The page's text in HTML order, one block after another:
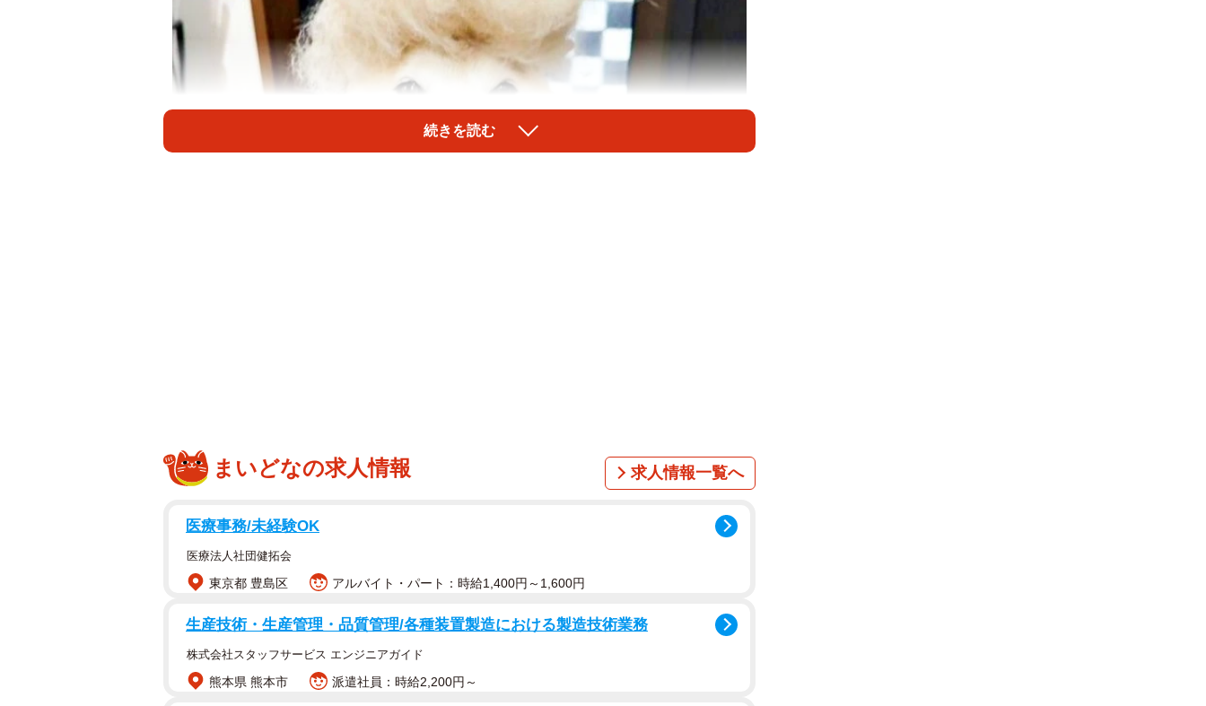
1/7
もう1匹、柴犬が生まれそう！？ 抜け毛を頭に乗せた福丸くん（画像提供：福丸さん）
柴犬の換毛期は、もはや季節の風物詩です。ブラッシングをするたび、これでもかと抜ける
毛を見て、「いったいどこに収納されていたの？」と首をかしげたくなる飼い主さんも多い
そんな換毛期の“成果”を、思わず笑ってしまう形で披露した柴犬さんが今、注目を集めてい
続きを読む
まいどなの求人情報 求人情報一覧へ
医療事務/未経験OK
医療法人社団健拓会
東京都 豊島区 アルバイト・パート：時給1,400円～1,600円
生産技術・生産管理・品質管理/各種装置製造における製造技術業務
株式会社スタッフサービス エンジニアガイド
熊本県 熊本市 派遣社員：時給2,200円～